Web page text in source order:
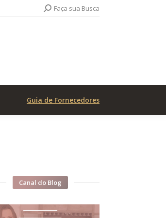
Search:Faça sua Busca
Guia de Fornecedores
Canal do Blog